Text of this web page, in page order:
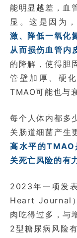
能明显越差，血
显。这是因为，
激、降低一氧化
从而损伤血管内
的降解，使得胆
管壁加厚、硬
TMAO可能也与
每个人体内都多
关肠道细菌产生
高水平的TMAO
关死亡风险的有
2023年一项发
Heart Journal
肉吃得过多，与
2型糖尿病风险